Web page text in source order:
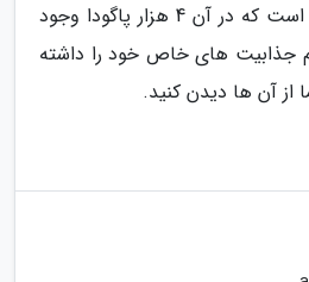
تاریخی این کشور باگان است که در آن 4 هزار پاگودا وجود
جذابیت های خاص خود را داشته
از آن ها دیدن کنید.